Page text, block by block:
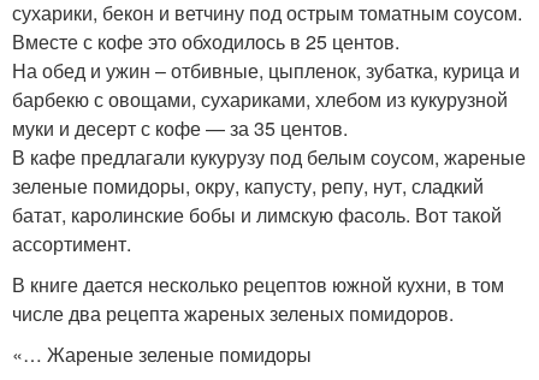
сухарики, бекон и ветчину под острым томатным соусом.
Вместе с кофе это обходилось в 25 центов.
На обед и ужин – отбивные, цыпленок, зубатка, курица и
барбекю с овощами, сухариками, хлебом из кукурузной
муки и десерт с кофе — за 35 центов.
В кафе предлагали кукурузу под белым соусом, жареные
зеленые помидоры, окру, капусту, репу, нут, сладкий
батат, каролинские бобы и лимскую фасоль. Вот такой
ассортимент.
В книге дается несколько рецептов южной кухни, в том
числе два рецепта жареных зеленых помидоров.
«… Жареные зеленые помидоры